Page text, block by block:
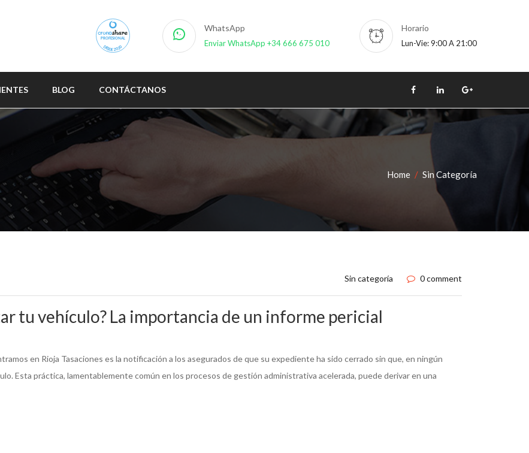
PROFESIONAL
DESDE 2020
WhatsApp
Enviar WhatsApp +34 666 675 010
Horario
Lun-Vie: 9:00 A 21:00
BLOG CONTÁCTANOS
Home Sin Categoría
Sin categoría 0 comment
tu vehículo? La importancia de un informe pericial
en Rioja Tasaciones es la notificación a los asegurados de que su expediente ha sido cerrado sin que, en ningún
Esta práctica, lamentablemente común en los procesos de gestión administrativa acelerada, puede derivar en una